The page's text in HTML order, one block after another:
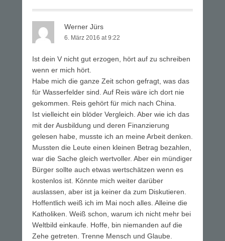
Werner Jürs
6. März 2016 at 9:22
Ist dein V nicht gut erzogen, hört auf zu schreiben
wenn er mich hört.
Habe mich die ganze Zeit schon gefragt, was das
für Wasserfelder sind. Auf Reis wäre ich dort nie
gekommen. Reis gehört für mich nach China.
Ist vielleicht ein blöder Vergleich. Aber wie ich das
mit der Ausbildung und deren Finanzierung
gelesen habe, musste ich an meine Arbeit denken.
Mussten die Leute einen kleinen Betrag bezahlen,
war die Sache gleich wertvoller. Aber ein mündiger
Bürger sollte auch etwas wertschätzen wenn es
kostenlos ist. Könnte mich weiter darüber
auslassen, aber ist ja keiner da zum Diskutieren.
Hoffentlich weiß ich im Mai noch alles. Alleine die
Katholiken. Weiß schon, warum ich nicht mehr bei
Weltbild einkaufe. Hoffe, bin niemanden auf die
Zehe getreten. Trenne Mensch und Glaube.